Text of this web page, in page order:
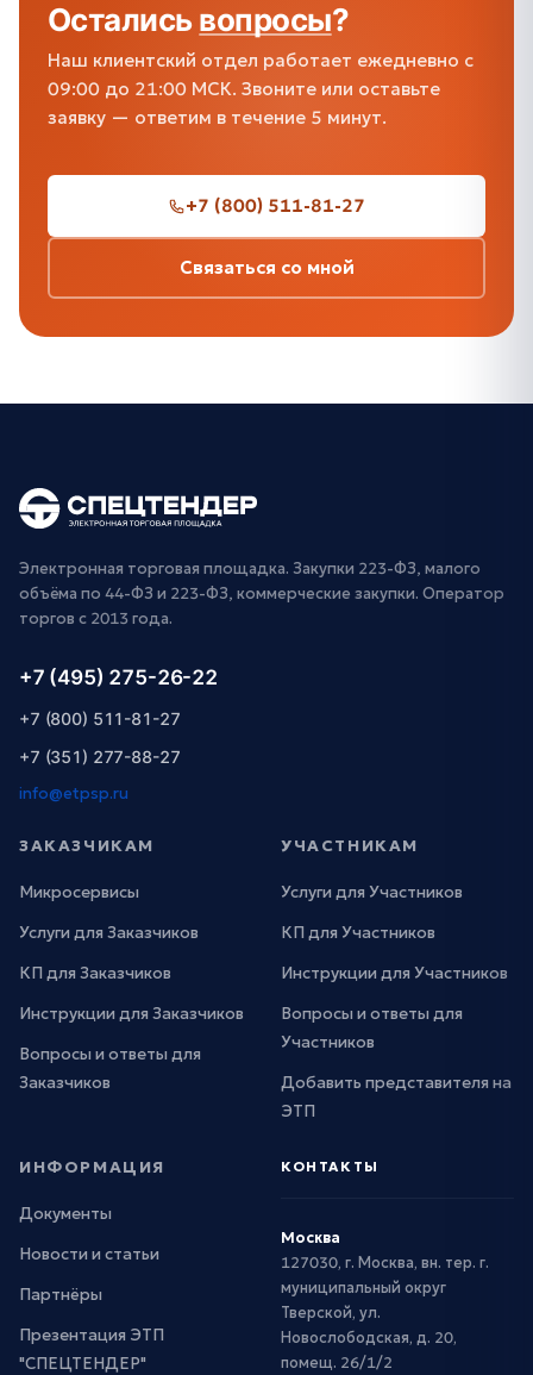
Осталисьвопросы?
Наш клиентский отдел работает ежедневно с
09:00 до 21:00 МСК. Звоните или оставьте
заявку — ответим в течение 5 минут.
+7 (800) 511-81-27
Связаться со мной
Электронная торговая площадка. Закупки 223-ФЗ, малого
объёма по 44-ФЗ и 223-ФЗ, коммерческие закупки. Оператор
торгов с 2013 года.
+7 (495) 275-26-22
+7 (800) 511-81-27
+7 (351) 277-88-27
info@etpsp.ru
ЗАКАЗЧИКАМ
Микросервисы
Услуги для Заказчиков
КП для Заказчиков
Инструкции для Заказчиков
Вопросы и ответы для
Заказчиков
УЧАСТНИКАМ
Услуги для Участников
КП для Участников
Инструкции для Участников
Вопросы и ответы для
Участников
Добавить представителя на
ЭТП
ИНФОРМАЦИЯ
Документы
Новости и статьи
Партнёры
Презентация ЭТП
"СПЕЦТЕНДЕР"
КОНТАКТЫ
Москва
127030, г. Москва, вн. тер. г.
муниципальный округ
Тверской, ул.
Новослободская, д. 20,
помещ. 26/1/2